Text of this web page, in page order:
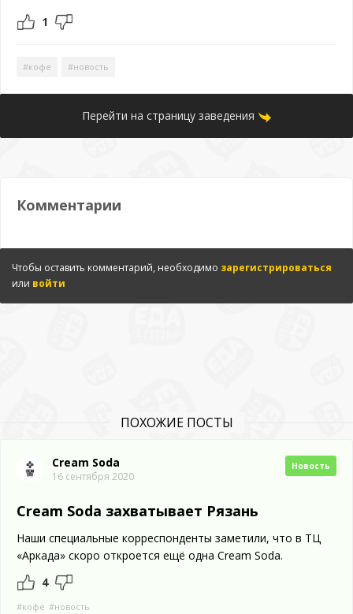
1
#кофе #новость
Перейти на страницу заведения
Комментарии
Чтобы оставить комментарий, необходимо зарегистрироваться
или войти
ПОХОЖИЕ ПОСТЫ
Cream Soda
16 сентября 2020
Новость
Cream Soda захватывает Рязань
Наши специальные корреспонденты заметили, что в ТЦ
«Аркада» скоро откроется ещё одна Cream Soda.
4
#кофе #новость